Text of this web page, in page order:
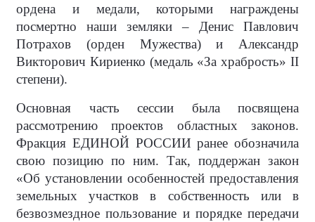
ордена и медали, которыми награждены
посмертно наши земляки – Денис Павлович
Потрахов (орден Мужества) и Александр
Викторович Кириенко (медаль «За храбрость» II
степени).
Основная часть сессии была посвящена
рассмотрению проектов областных законов.
Фракция ЕДИНОЙ РОССИИ ранее обозначила
свою позицию по ним. Так, поддержан закон
«Об установлении особенностей предоставления
земельных участков в собственность или в
безвозмездное пользование и порядке передачи